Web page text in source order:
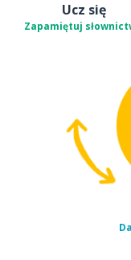
Ucz się
Zapamiętuj